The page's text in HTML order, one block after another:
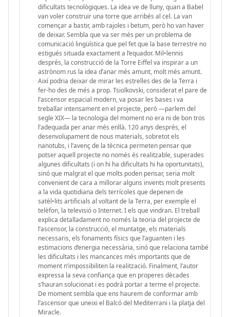
dificultats tecnològiques. La idea ve de lluny, quan a Babel
van voler construir una torre que arribés al cel. La van
començar a bastir, amb rajoles i betum, però ho van haver
de deixar. Sembla que va ser més per un problema de
comunicació lingüística que pel fet que la base terrestre no
estigués situada exactament a l’equador. Mil•lennis
després, la construcció de la Torre Eiffel va inspirar a un
astrònom rus la idea d’anar més amunt, molt més amunt.
Així podria deixar de mirar les estrelles des de la Terra i
fer-ho des de més a prop. Tsiolkovski, considerat el pare de
l’ascensor espacial modern, va posar les bases i va
treballar intensament en el projecte, però —parlem del
segle XIX— la tecnologia del moment no era ni de bon tros
l’adequada per anar més enllà. 120 anys després, el
desenvolupament de nous materials, sobretot els
nanotubs, i l’avenç de la tècnica permeten pensar que
potser aquell projecte no només és realitzable, superades
algunes dificultats (i on hi ha dificultats hi ha oportunitats),
sinó que malgrat el que molts poden pensar, seria molt
convenient de cara a millorar alguns invents molt presents
a la vida quotidiana dels terrícoles que depenen de
satèl•lits artificials al voltant de la Terra, per exemple el
telèfon, la televisió o Internet. I els que vindran. El treball
explica detalladament no només la teoria del projecte de
l’ascensor, la construcció, el muntatge, els materials
necessaris, els fonaments físics que l’aguanten i les
estimacions d’energia necessària, sinó que relaciona també
les dificultats i les mancances més importants que de
moment n’impossibiliten la realització. Finalment, l’autor
expressa la seva confiança que en properes dècades
s’hauran solucionat i es podrà portar a terme el projecte.
De moment sembla que ens haurem de conformar amb
l’ascensor que uneixi el Balcó del Mediterrani i la platja del
Miracle.